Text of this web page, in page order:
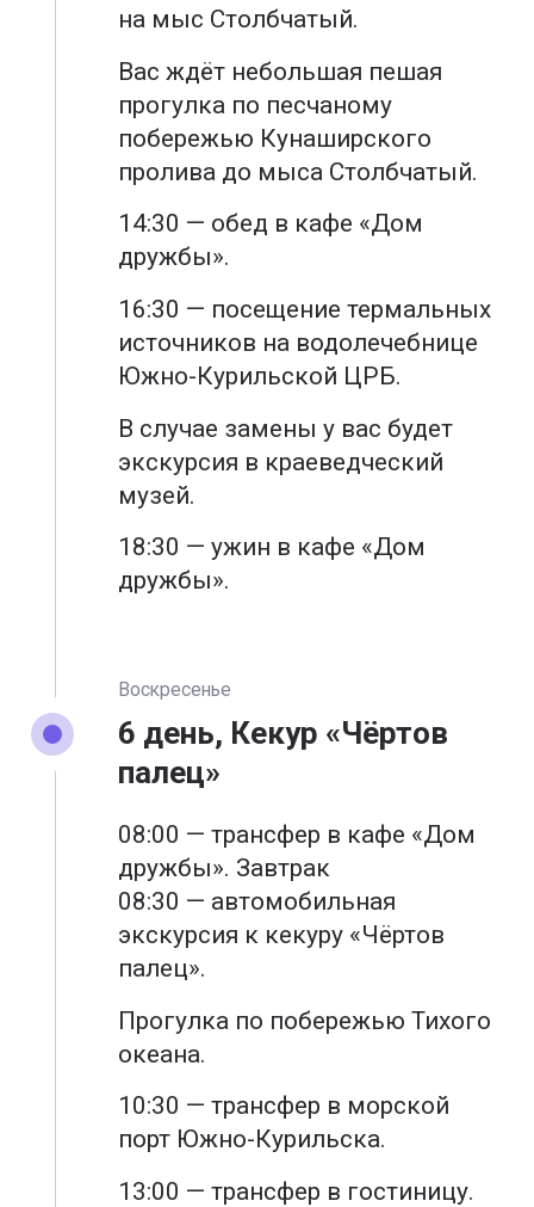
на мыс Столбчатый.
Вас ждёт небольшая пешая
прогулка по песчаному
побережью Кунаширского
пролива до мыса Столбчатый.
14:30 — обед в кафе «Дом
дружбы».
16:30 — посещение термальных
источников на водолечебнице
Южно-Курильской ЦРБ.
В случае замены у вас будет
экскурсия в краеведческий
музей.
18:30 — ужин в кафе «Дом
дружбы».
Воскресенье
6 день, Кекур «Чёртов
палец»
08:00 — трансфер в кафе «Дом
дружбы». Завтрак
08:30 — автомобильная
экскурсия к кекуру «Чёртов
палец».
Прогулка по побережью Тихого
океана.
10:30 — трансфер в морской
порт Южно-Курильска.
13:00 — трансфер в гостиницу.